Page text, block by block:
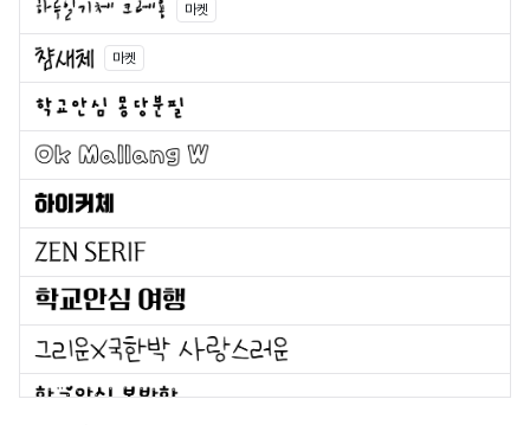
마켓
마켓